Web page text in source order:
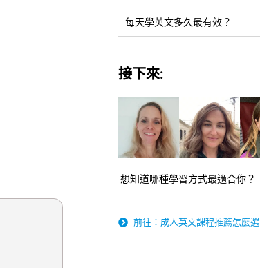
每天學英文多久最有效？
接下來:
想知道哪種學習方式最適合你？
前往：成人英文課程推薦怎麼選